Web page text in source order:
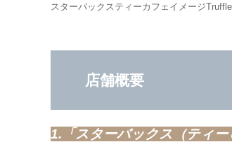
スターバックスティーカフェイメージ
店舗概要
1.「スターバックス（ティー